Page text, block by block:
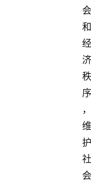
会
和
经
济
秩
序
，
维
护
社
会